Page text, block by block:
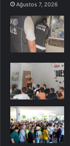
Ağustos 7, 2026